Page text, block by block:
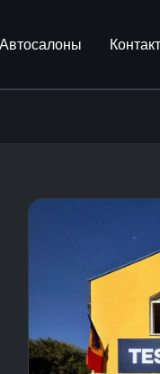
Автосалоны Контакт